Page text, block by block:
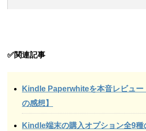
✅関連記事
Kindle Paperwhiteを本音レビュー
の感想】
Kindle端末の購入オプション全9種